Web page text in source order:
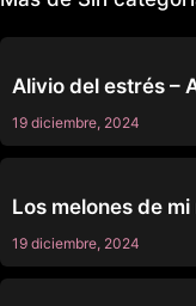
Alivio del estrés –
19 diciembre, 2024
Los melones de
19 diciembre, 2024